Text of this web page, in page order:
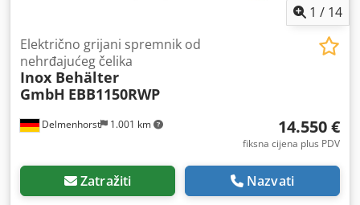
1 / 14
Delmenhorst 1.001 km
Električno grijani spremnik od
nehrđajućeg čelika
Inox Behälter
GmbH EBB1150RWP
14.550 €
fiksna cijena plus PDV
Zatražiti Nazvati